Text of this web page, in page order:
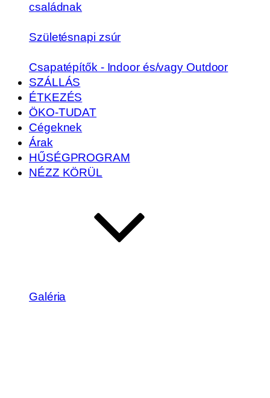
családnak
Születésnapi zsúr
Csapatépítők - Indoor és/vagy Outdoor
SZÁLLÁS
ÉTKEZÉS
ÖKO-TUDAT
Cégeknek
Árak
HŰSÉGPROGRAM
NÉZZ KÖRÜL
Galéria